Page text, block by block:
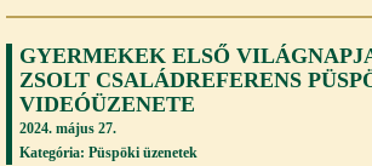
GYERMEKEK ELSŐ
ZSOLT CSALÁDREFERENS
VIDEÓÜZENETE
2024. május 27.
Kategória: Püspöki üzenetek